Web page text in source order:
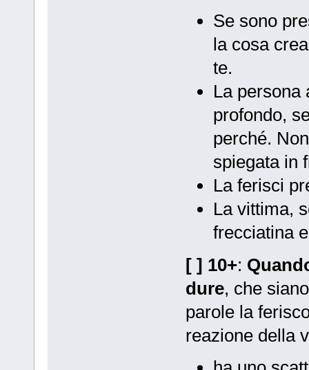
Se sono
la cosa
te.
La persona
profondo,
perché.
spiegata in
La ferisci
La vittima,
frecciatina
[ ] 10+:
dure, che
parole la
reazione della